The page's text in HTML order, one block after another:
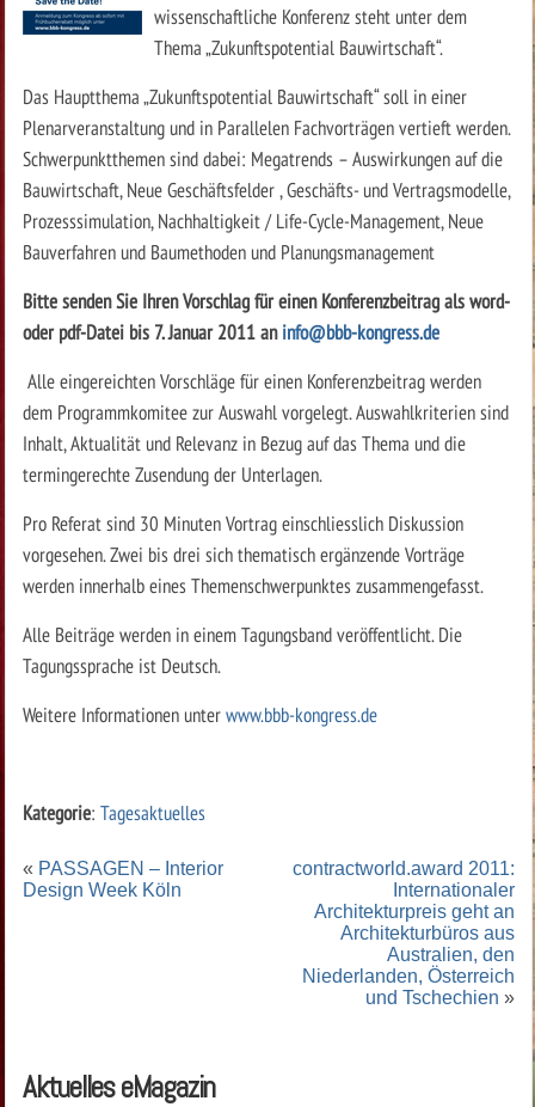
wissenschaftliche Konferenz steht unter dem
Thema „Zukunftspotential Bauwirtschaft“.
Das Hauptthema „Zukunftspotential Bauwirtschaft“ soll in einer
Plenarveranstaltung und in Parallelen Fachvorträgen vertieft werden.
Schwerpunktthemen sind dabei: Megatrends – Auswirkungen auf die
Bauwirtschaft, Neue Geschäftsfelder , Geschäfts- und Vertragsmodelle,
Prozesssimulation, Nachhaltigkeit / Life-Cycle-Management, Neue
Bauverfahren und Baumethoden und Planungsmanagement
Bitte senden Sie Ihren Vorschlag für einen Konferenzbeitrag als word-
oder pdf-Datei bis 7. Januar 2011 aninfo@bbb-kongress.de
Alle eingereichten Vorschläge für einen Konferenzbeitrag werden
dem Programmkomitee zur Auswahl vorgelegt. Auswahlkriterien sind
Inhalt, Aktualität und Relevanz in Bezug auf das Thema und die
termingerechte Zusendung der Unterlagen.
Pro Referat sind 30 Minuten Vortrag einschliesslich Diskussion
vorgesehen. Zwei bis drei sich thematisch ergänzende Vorträge
werden innerhalb eines Themenschwerpunktes zusammengefasst.
Alle Beiträge werden in einem Tagungsband veröffentlicht. Die
Tagungssprache ist Deutsch.
Weitere Informationen unterwww.bbb-kongress.de
Kategorie: Tagesaktuelles
« PASSAGEN – Interior
Design Week Köln
contractworld.award 2011:
Internationaler
Architekturpreis geht an
Architekturbüros aus
Australien, den
Niederlanden, Österreich
und Tschechien »
Aktuelles eMagazin